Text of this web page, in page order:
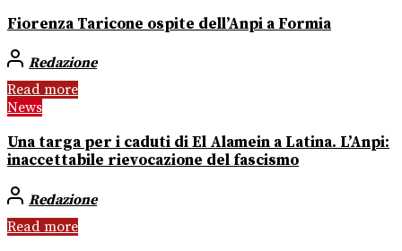
Fiorenza Taricone ospite dell’Anpi a Formia
Redazione
Read more
News
Una targa per i caduti di El Alamein a Latina. L’Anpi:
inaccettabile rievocazione del fascismo
Redazione
Read more